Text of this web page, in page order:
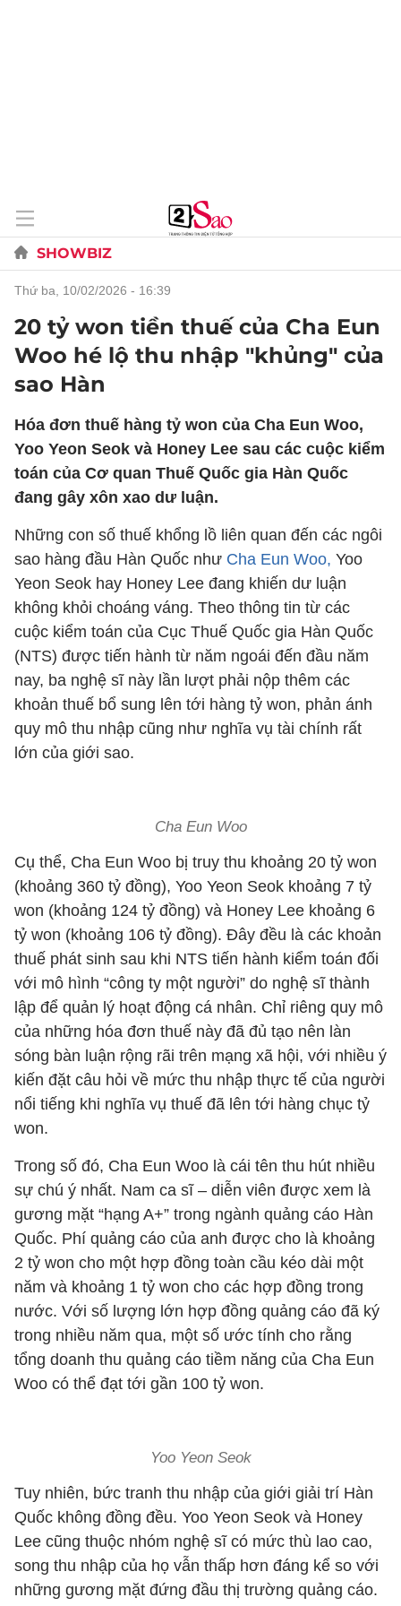
SHOWBIZ
thứ ba, 10/02/2026 - 16:39
20 tỷ won tiền thuế của Cha Eun
Woo hé lộ thu nhập "khủng" của
sao Hàn
Hóa đơn thuế hàng tỷ won của Cha Eun Woo,
Yoo Yeon Seok và Honey Lee sau các cuộc kiểm
toán của Cơ quan Thuế Quốc gia Hàn Quốc
đang gây xôn xao dư luận.
Những con số thuế khổng lồ liên quan đến các ngôi
sao hàng đầu Hàn Quốc như Cha Eun Woo, Yoo
Yeon Seok hay Honey Lee đang khiến dư luận
không khỏi choáng váng. Theo thông tin từ các
cuộc kiểm toán của Cục Thuế Quốc gia Hàn Quốc
(NTS) được tiến hành từ năm ngoái đến đầu năm
nay, ba nghệ sĩ này lần lượt phải nộp thêm các
khoản thuế bổ sung lên tới hàng tỷ won, phản ánh
quy mô thu nhập cũng như nghĩa vụ tài chính rất
lớn của giới sao.
Cha Eun Woo
Cụ thể, Cha Eun Woo bị truy thu khoảng 20 tỷ won
(khoảng 360 tỷ đồng), Yoo Yeon Seok khoảng 7 tỷ
won (khoảng 124 tỷ đồng) và Honey Lee khoảng 6
tỷ won (khoảng 106 tỷ đồng). Đây đều là các khoản
thuế phát sinh sau khi NTS tiến hành kiểm toán đối
với mô hình “công ty một người” do nghệ sĩ thành
lập để quản lý hoạt động cá nhân. Chỉ riêng quy mô
của những hóa đơn thuế này đã đủ tạo nên làn
sóng bàn luận rộng rãi trên mạng xã hội, với nhiều ý
kiến đặt câu hỏi về mức thu nhập thực tế của người
nổi tiếng khi nghĩa vụ thuế đã lên tới hàng chục tỷ
won.
Trong số đó, Cha Eun Woo là cái tên thu hút nhiều
sự chú ý nhất. Nam ca sĩ – diễn viên được xem là
gương mặt “hạng A+” trong ngành quảng cáo Hàn
Quốc. Phí quảng cáo của anh được cho là khoảng
2 tỷ won cho một hợp đồng toàn cầu kéo dài một
năm và khoảng 1 tỷ won cho các hợp đồng trong
nước. Với số lượng lớn hợp đồng quảng cáo đã ký
trong nhiều năm qua, một số ước tính cho rằng
tổng doanh thu quảng cáo tiềm năng của Cha Eun
Woo có thể đạt tới gần 100 tỷ won.
Yoo Yeon Seok
Tuy nhiên, bức tranh thu nhập của giới giải trí Hàn
Quốc không đồng đều. Yoo Yeon Seok và Honey
Lee cũng thuộc nhóm nghệ sĩ có mức thù lao cao,
song thu nhập của họ vẫn thấp hơn đáng kể so với
những gương mặt đứng đầu thị trường quảng cáo.